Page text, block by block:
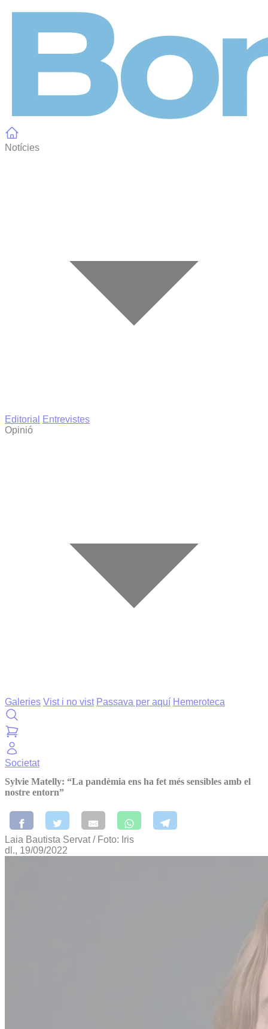
Notícies
Editorial
Entrevistes
Opinió
Galeries Vist i no vist Passava per aquí Hemeroteca
Societat
Sylvie Matelly: “La pandèmia ens ha fet més sensibles amb el
nostre entorn”
Laia Bautista Servat / Foto: Iris
dl., 19/09/2022